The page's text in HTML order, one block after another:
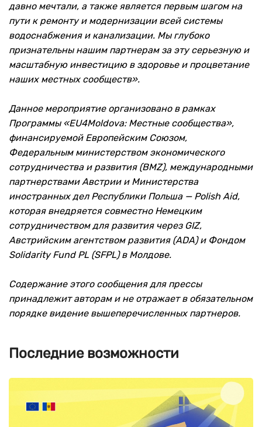
давно мечтали, а также является первым шагом на
пути к ремонту и модернизации всей системы
водоснабжения и канализации. Мы глубоко
признательны нашим партнерам за эту серьезную и
масштабную инвестицию в здоровье и процветание
наших местных сообществ».
Данное мероприятие организовано в рамках
Программы «EU4Moldova: Местные сообщества»,
финансируемой Европейским Союзом,
Федеральным министерством экономического
сотрудничества и развития (BMZ), международными
партнерствами Австрии и Министерства
иностранных дел Республики Польша — Polish Aid,
которая внедряется совместно Немецким
сотрудничеством для развития через GIZ,
Австрийским агентством развития (ADA) и Фондом
Solidarity Fund PL (SFPL) в Молдове.
Содержание этого сообщения для прессы
принадлежит авторам и не отражает в обязательном
порядке видение вышеперечисленных партнеров.
Последние возможности